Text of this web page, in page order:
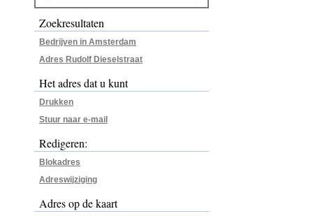
Zoekresultaten
Bedrijven in Amsterdam
Adres Rudolf Dieselstraat
Het adres dat u kunt
Drukken
Stuur naar e-mail
Redigeren:
Blokadres
Adreswijziging
Adres op de kaart